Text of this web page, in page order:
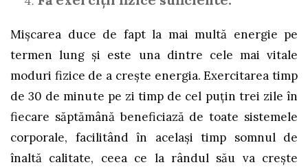
Mișcarea duce de fapt la mai multă energie pe
termen lung și este una dintre cele mai vitale
moduri fizice de a crește energia. Exercitarea timp
de 30 de minute pe zi timp de cel puțin trei zile în
fiecare săptămână beneficiază de toate sistemele
corporale, facilitând în același timp somnul de
înaltă calitate, ceea ce la rândul său va crește